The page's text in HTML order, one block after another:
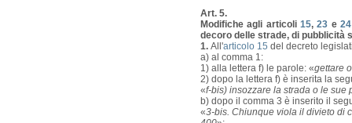
Art. 5.
Modifiche agli articoli15,23 e24
decoro delle strade, di pubblicità
1. All'articolo 15 del decreto
a) al comma 1:
1) alla lettera f) le parole: «gettare o
2) dopo la lettera f) è inserita la
«f-bis) insozzare la strada o le sue
b) dopo il comma 3 è inserito il
«3-bis. Chiunque viola il divieto di